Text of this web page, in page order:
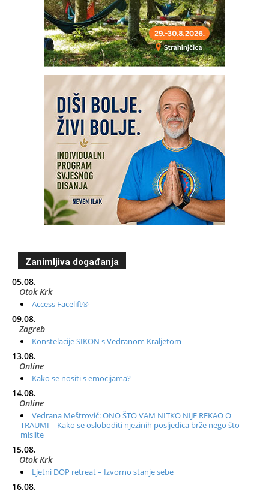
Zanimljiva događanja
05.08.
Otok Krk
Access Facelift®
09.08.
Zagreb
Konstelacije SIKON s Vedranom Kraljetom
13.08.
Online
Kako se nositi s emocijama?
14.08.
Online
Vedrana Meštrović: ONO ŠTO VAM NITKO NIJE REKAO O
TRAUMI – Kako se osloboditi njezinih posljedica brže nego što
mislite
15.08.
Otok Krk
Ljetni DOP retreat – Izvorno stanje sebe
16.08.